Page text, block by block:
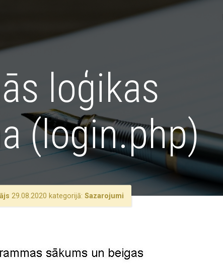
loģikas
(login.php)
29.08.2020 kategorijā: Sazarojumi